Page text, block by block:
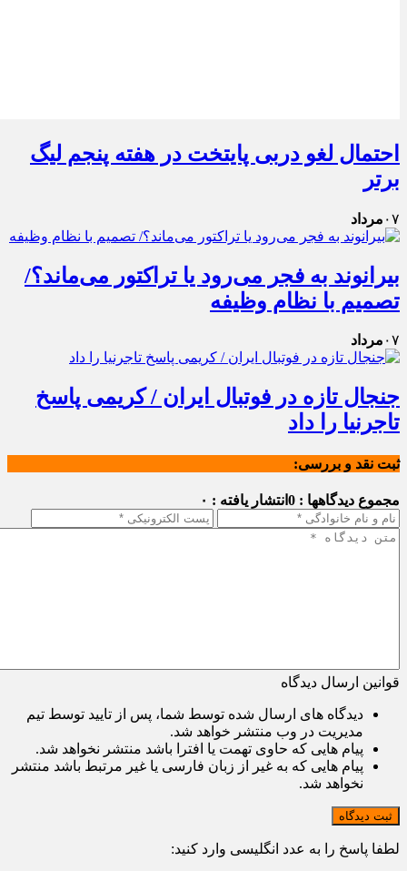
احتمال لغو دربی پایتخت در هفته پنجم لیگ
برتر
۰۷ مرداد
بیرانوند به فجر می‌رود یا تراکتور می‌ماند؟/
تصمیم با نظام وظیفه
۰۷ مرداد
جنجال تازه در فوتبال ایران / کریمی پاسخ
تاجرنیا را داد
ثبت نقد و بررسی:
مجموع دیدگاهها : 0 انتشار یافته : ۰
قوانین ارسال دیدگاه
دیدگاه های ارسال شده توسط شما، پس از تایید توسط تیم
مدیریت در وب منتشر خواهد شد.
پیام هایی که حاوی تهمت یا افترا باشد منتشر نخواهد شد.
پیام هایی که به غیر از زبان فارسی یا غیر مرتبط باشد منتشر
نخواهد شد.
ثبت دیدگاه
لطفا پاسخ را به عدد انگلیسی وارد کنید: